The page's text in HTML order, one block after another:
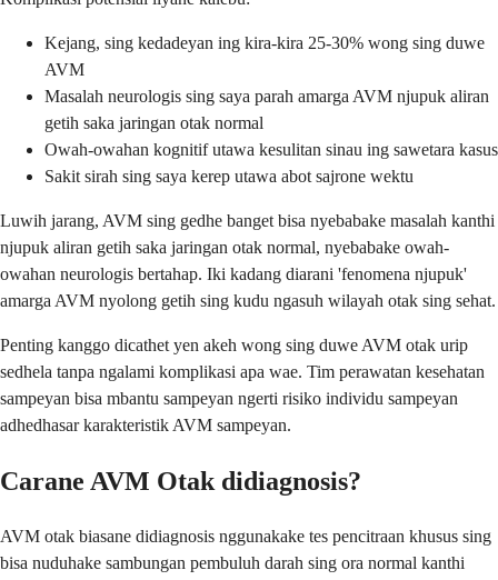
Kejang, sing kedadeyan ing kira-kira 25-30% wong sing duwe
AVM
Masalah neurologis sing saya parah amarga AVM njupuk aliran
getih saka jaringan otak normal
Owah-owahan kognitif utawa kesulitan sinau ing sawetara kasus
Sakit sirah sing saya kerep utawa abot sajrone wektu
Luwih jarang, AVM sing gedhe banget bisa nyebabake masalah kanthi
njupuk aliran getih saka jaringan otak normal, nyebabake owah-
owahan neurologis bertahap. Iki kadang diarani 'fenomena njupuk'
amarga AVM nyolong getih sing kudu ngasuh wilayah otak sing sehat.
Penting kanggo dicathet yen akeh wong sing duwe AVM otak urip
sedhela tanpa ngalami komplikasi apa wae. Tim perawatan kesehatan
sampeyan bisa mbantu sampeyan ngerti risiko individu sampeyan
adhedhasar karakteristik AVM sampeyan.
Carane AVM Otak didiagnosis?
AVM otak biasane didiagnosis nggunakake tes pencitraan khusus sing
bisa nuduhake sambungan pembuluh darah sing ora normal kanthi